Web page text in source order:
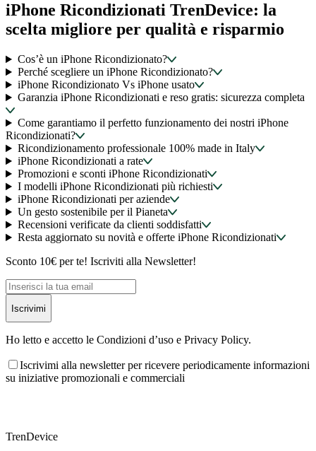
iPhone Ricondizionati TrenDevice: la
scelta migliore per qualità e risparmio
Cos’è un iPhone Ricondizionato?
Perché scegliere un iPhone Ricondizionato?
iPhone Ricondizionato Vs iPhone usato
Garanzia iPhone Ricondizionati e reso gratis: sicurezza completa
Come garantiamo il perfetto funzionamento dei nostri iPhone
Ricondizionati?
Ricondizionamento professionale 100% made in Italy
iPhone Ricondizionati a rate
Promozioni e sconti iPhone Ricondizionati
I modelli iPhone Ricondizionati più richiesti
iPhone Ricondizionati per aziende
Un gesto sostenibile per il Pianeta
Recensioni verificate da clienti soddisfatti
Resta aggiornato su novità e offerte iPhone Ricondizionati
Sconto 10€ per te! Iscriviti alla Newsletter!
Iscrivimi
Ho letto e accetto le Condizioni d’uso e Privacy Policy.
Iscrivimi alla newsletter per ricevere periodicamente informazioni
su iniziative promozionali e commerciali
TrenDevice